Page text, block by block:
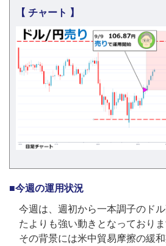
■今週の運用状況
今週は、週初から一本調子のド
たよりも強い動きとなっておりま
その背景には米中貿易摩擦の緩
【 チャート 】